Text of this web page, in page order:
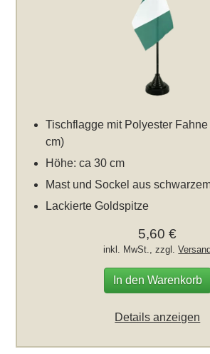
Tischflagge mit Polyester
cm)
Höhe: ca 30 cm
Mast und Sockel aus
Lackierte Goldspitze
5,60 €
inkl. MwSt., zzgl.
In den Warenkorb
Details anzeigen